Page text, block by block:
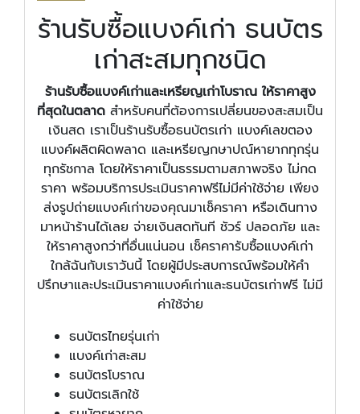
ร้านรับซื้อแบงค์เก่า ธนบัตร
เก่าสะสมทุกชนิด
ร้านรับซื้อแบงค์เก่าและเหรียญเก่าโบราณ ให้ราคาสูง
ที่สุดในตลาด สำหรับคนที่ต้องการเปลี่ยนของสะสมเป็น
เงินสด เราเป็นร้านรับซื้อธนบัตรเก่า แบงค์เลขตอง
แบงค์ผลิตผิดพลาด และเหรียญกษาปณ์หายากทุกรุ่น
ทุกรัชกาล โดยให้ราคาเป็นธรรมตามสภาพจริง ไม่กด
ราคา พร้อมบริการประเมินราคาฟรีไม่มีค่าใช้จ่าย เพียง
ส่งรูปถ่ายแบงค์เก่าของคุณมาเช็คราคา หรือเดินทาง
มาหน้าร้านได้เลย จ่ายเงินสดทันที ชัวร์ ปลอดภัย และ
ให้ราคาสูงกว่าที่อื่นแน่นอน เช็คราคารับซื้อแบงค์เก่า
ใกล้ฉันกับเราวันนี้ โดยผู้มีประสบการณ์พร้อมให้คำ
ปรึกษาและประเมินราคาแบงค์เก่าและธนบัตรเก่าฟรี ไม่มี
ค่าใช้จ่าย
ธนบัตรไทยรุ่นเก่า
แบงค์เก่าสะสม
ธนบัตรโบราณ
ธนบัตรเลิกใช้